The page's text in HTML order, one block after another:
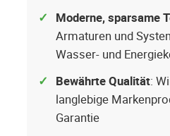
Moderne, sparsame
Armaturen und
Wasser- und
Bewährte Qualität:
langlebige
Garantie